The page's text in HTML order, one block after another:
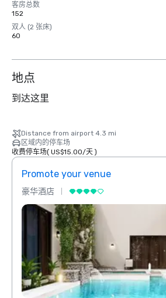
客房总数
152
双人 (2 张床)
60
地点
到达这里
Distance from airport 4.3 mi
区域内的停车场
收费停车场( US$15.00/天)
Promote your venue
豪华酒店